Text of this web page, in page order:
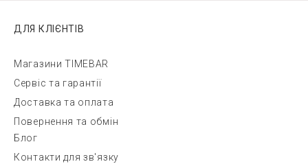
ДЛЯ КЛІЄНТІВ
Магазини TIMEBAR
Сервіс та гарантії
Доставка та оплата
Повернення та обмін
Блог
Контакти для зв'язку